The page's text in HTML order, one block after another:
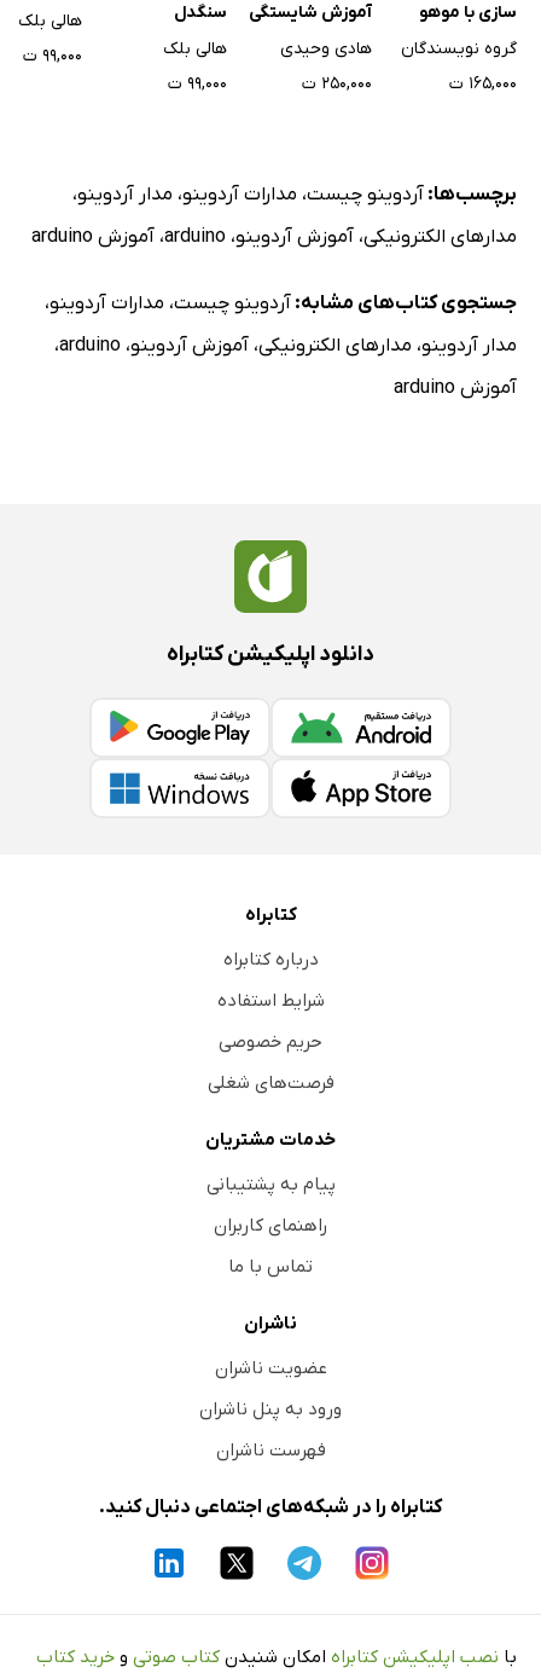
سازی با موهو
MOHO به زبان
گروه نویسندگان
۱۶۵,۰۰۰ ت
آموزش شایستگی
کارور فتوشاپ
هادی وحیدی
۲۵۰,۰۰۰ ت
سنگدل
هالی بلک
۹۹,۰۰۰ ت
هالی بلک
۹۹,۰۰۰ ت
برچسب‌ها: آردوینو چیست، مدارات آردوینو، مدار آردوینو،
مدارهای الکترونیکی، آموزش آردوینو، arduino، آموزش arduino
جستجوی کتاب‌های مشابه: آردوینو چیست، مدارات آردوینو،
مدار آردوینو، مدارهای الکترونیکی، آموزش آردوینو، arduino،
آموزش arduino
دانلود اپلیکیشن کتابراه
کتابراه
درباره کتابراه
شرایط استفاده
حریم خصوصی
فرصت‌های شغلی
خدمات مشتریان
پیام به پشتیبانی
راهنمای کاربران
تماس با ما
ناشران
عضویت ناشران
ورود به پنل ناشران
فهرست ناشران
کتابراه را در شبکه‌های اجتماعی دنبال کنید.
با نصب اپلیکیشن کتابراه امکان شنیدن کتاب صوتی و خرید کتاب